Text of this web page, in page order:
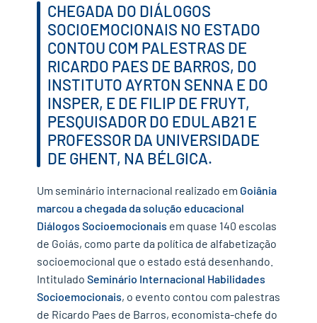
CHEGADA DO DIÁLOGOS
SOCIOEMOCIONAIS NO ESTADO
CONTOU COM PALESTRAS DE
RICARDO PAES DE BARROS, DO
INSTITUTO AYRTON SENNA E DO
INSPER, E DE FILIP DE FRUYT,
PESQUISADOR DO EDULAB21 E
PROFESSOR DA UNIVERSIDADE
DE GHENT, NA BÉLGICA.
Um seminário internacional realizado em Goiânia
marcou a chegada da solução educacional
Diálogos Socioemocionais em quase 140 escolas
de Goiás, como parte da política de alfabetização
socioemocional que o estado está desenhando.
Intitulado Seminário Internacional Habilidades
Socioemocionais, o evento contou com palestras
de Ricardo Paes de Barros, economista-chefe do